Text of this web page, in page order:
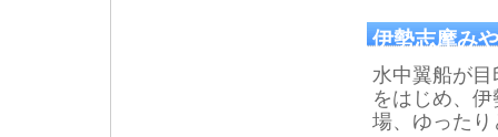
伊勢志摩み
水中翼船が
をはじめ、
場、ゆった